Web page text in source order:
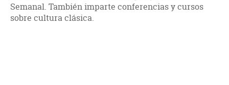
Semanal. También imparte conferencias y cursos
sobre cultura clásica.